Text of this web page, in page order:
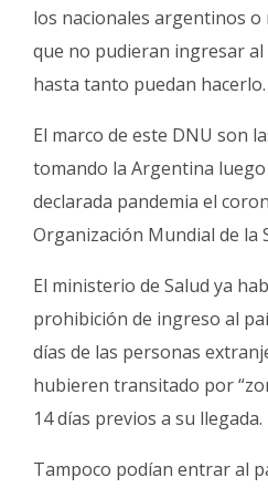
los nacionales argentinos o
que no pudieran ingresar
hasta tanto puedan hacerlo.
El marco de este DNU son
tomando la Argentina
declarada pandemia el
Organización Mundial de la
El ministerio de Salud ya
prohibición de ingreso al
días de las personas
hubieren transitado por
14 días previos a su llegada.
Tampoco podían entrar al